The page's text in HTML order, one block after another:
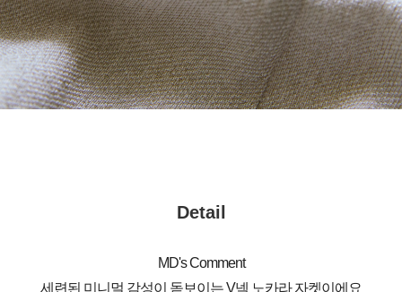
Detail
MD's Comment
세련된 미니멀 감성이 돋보이는 V넥 노카라 자켓이에요